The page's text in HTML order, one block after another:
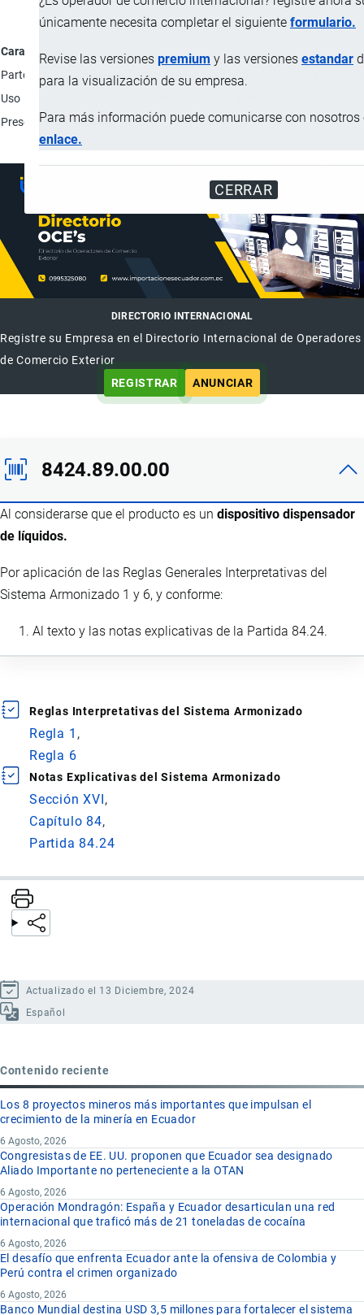
únicamente necesita completar el siguiente formulario.
Revise las versiones premium y las versiones estandar
para la visualización de su empresa.
Para más información puede comunicarse con nosotros
enlace.
CERRAR
Característica
Partes
Cabeza de pulverización, tapa protectora, tubo guía
Uso
Presentación
Unidad.
DIRECTORIO INTERNACIONAL
Registre su Empresa en el Directorio Internacional de Operadores
de Comercio Exterior
REGISTRAR
ANUNCIAR
8424.89.00.00
Al considerarse que el producto es un dispositivo dispensador
de líquidos.
Por aplicación de las Reglas Generales Interpretativas del
Sistema Armonizado 1 y 6, y conforme:
Al texto y las notas explicativas de la Partida 84.24.
Reglas Interpretativas del Sistema Armonizado
Regla 1
Regla 6
Notas Explicativas del Sistema Armonizado
Sección XVI
Capítulo 84
Partida 84.24
Actualizado el 13 Diciembre, 2024
Español
Contenido reciente
Los 8 proyectos mineros más importantes que impulsan el
crecimiento de la minería en Ecuador
6 Agosto, 2026
Congresistas de EE. UU. proponen que Ecuador sea designado
Aliado Importante no perteneciente a la OTAN
6 Agosto, 2026
Operación Mondragón: España y Ecuador desarticulan una red
internacional que traficó más de 21 toneladas de cocaína
6 Agosto, 2026
El desafío que enfrenta Ecuador ante la ofensiva de Colombia y
Perú contra el crimen organizado
6 Agosto, 2026
Banco Mundial destina USD 3,5 millones para fortalecer el sistema